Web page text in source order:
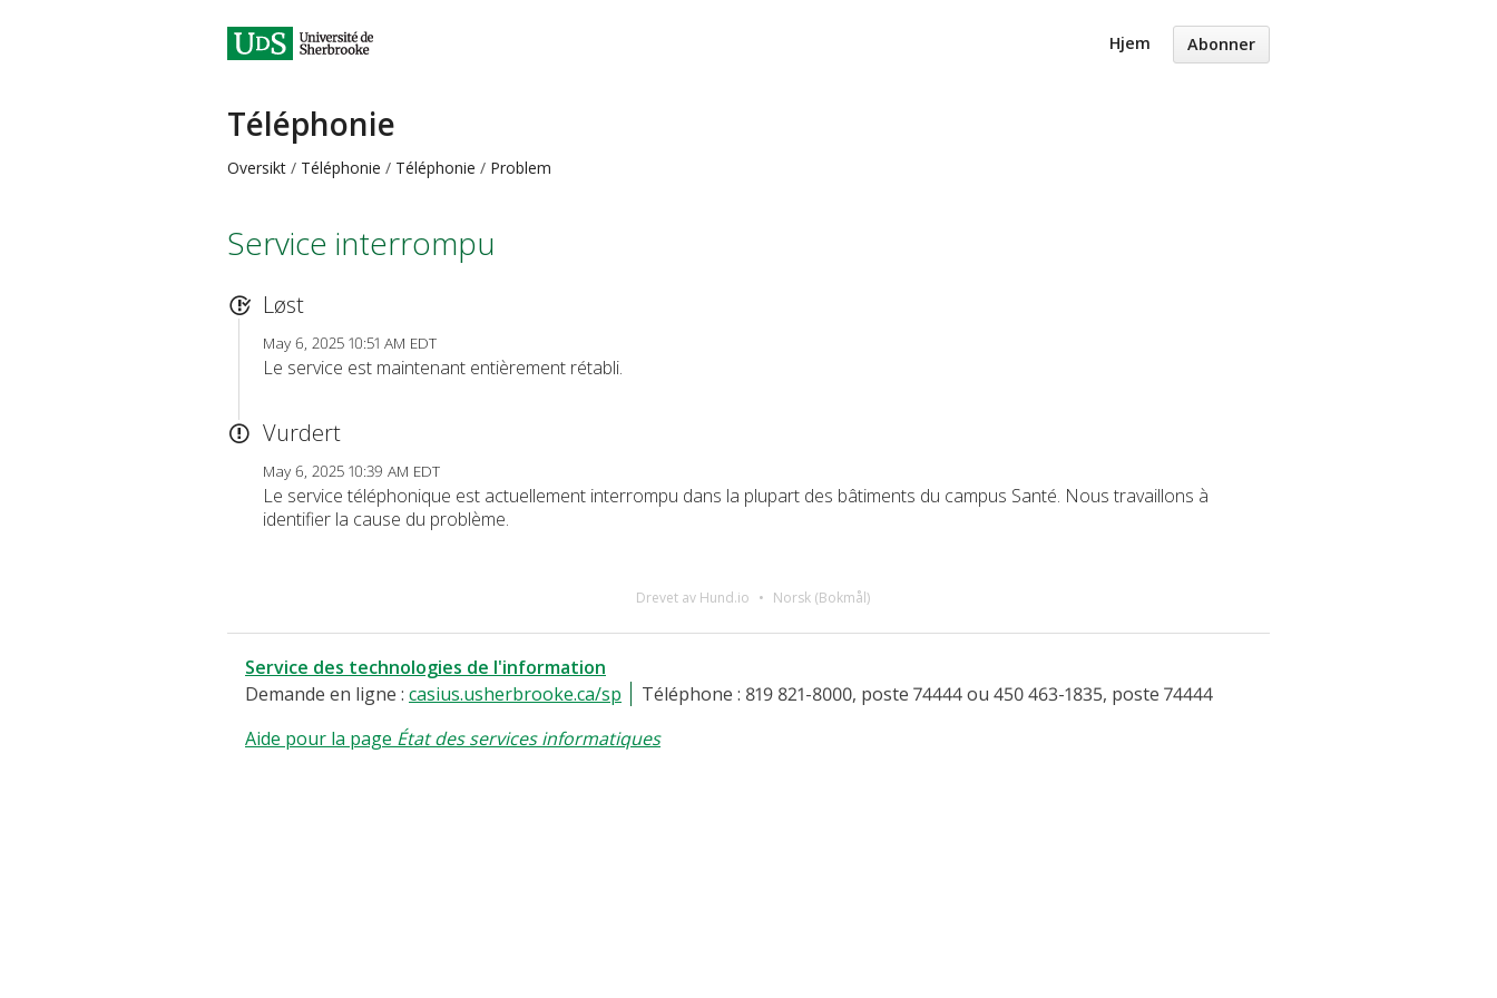
Hjem Abonner
Téléphonie
Oversikt Téléphonie Téléphonie Problem
Service interrompu
Løst
May 6, 2025 10:51 AM EDT
Le service est maintenant entièrement rétabli.
Vurdert
May 6, 2025 10:39 AM EDT
Le service téléphonique est actuellement interrompu dans la plupart des bâtiments du campus Santé. Nous travaillons à
identifier la cause du problème.
Drevet av Hund.io Norsk (Bokmål)
Service des technologies de l'information
Demande en ligne : casius.usherbrooke.ca/sp
Téléphone : 819 821-8000, poste 74444 ou 450 463-1835, poste 74444
Aide pour la page État des services informatiques